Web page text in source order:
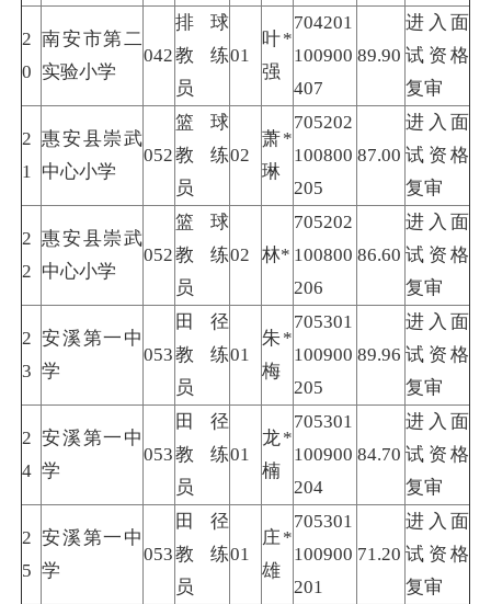
2
0
南安市第二
实验小学
042
排球
教练
员
01
叶*
强
704201
100900
407
89.90
进入面
试资格
复审
2
1
惠安县崇武
中心小学
052
篮球
教练
员
02
萧*
琳
705202
100800
205
87.00
进入面
试资格
复审
2
2
惠安县崇武
中心小学
052
篮球
教练
员
02 林*
705202
100800
206
86.60
进入面
试资格
复审
2
3
安溪第一中
学
053
田径
教练
员
01
朱*
梅
705301
100900
205
89.96
进入面
试资格
复审
2
4
安溪第一中
学
053
田径
教练
员
01
龙*
楠
705301
100900
204
84.70
进入面
试资格
复审
2
5
安溪第一中
学
053
田径
教练
员
01
庄*
雄
705301
100900
201
71.20
进入面
试资格
复审